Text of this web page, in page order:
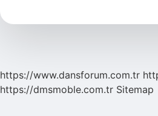
Ne
https://www.dansforum.com.tr
https://dmsmoble.com.tr Sitemap